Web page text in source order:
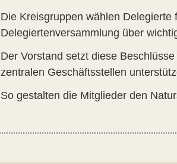
Die Kreisgruppen wählen
Delegiertenversammlung über
Der Vorstand setzt diese
zentralen Geschäftsstellen
So gestalten die Mitglieder den